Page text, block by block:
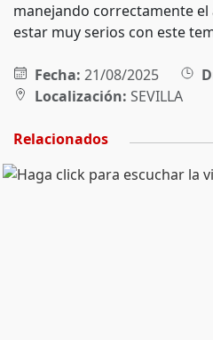
manejando correctamente el
estar muy serios con este
Fecha: 21/08/2025
Localización: SEVILLA
Relacionados